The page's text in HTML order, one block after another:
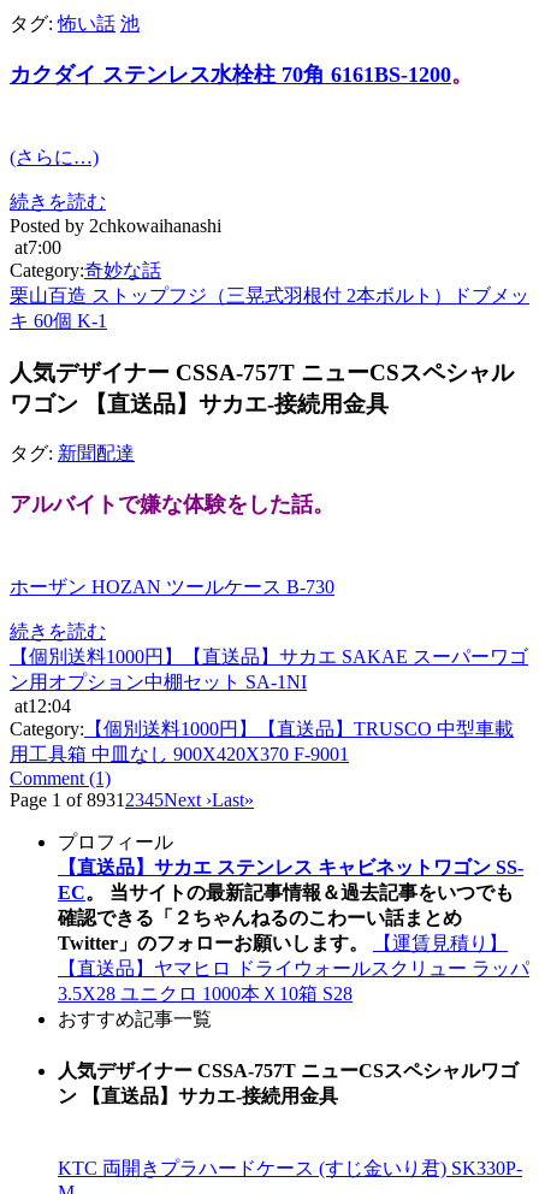
タグ:怖い話 池
カクダイ ステンレス水栓柱 70角 6161BS-1200。
(さらに…)
続きを読む
Posted by 2chkowaihanashi
at7:00
Category:奇妙な話
栗山百造 ストップフジ（三晃式羽根付 2本ボルト）ドブメッ
キ 60個 K-1
人気デザイナー CSSA-757T ニューCSスペシャル
ワゴン 【直送品】サカエ-接続用金具
タグ: 新聞配達
アルバイトで嫌な体験をした話。
ホーザン HOZAN ツールケース B-730
続きを読む
【個別送料1000円】【直送品】サカエ SAKAE スーパーワゴ
ン用オプション中棚セット SA-1NI
at12:04
Category: 【個別送料1000円】【直送品】TRUSCO 中型車載
用工具箱 中皿なし 900X420X370 F-9001
Comment (1)
Page 1 of 89312345Next ›Last»
プロフィール
【直送品】サカエ ステンレス キャビネットワゴン SS-
EC。 当サイトの最新記事情報＆過去記事をいつでも
確認できる「２ちゃんねるのこわーい話まとめ
Twitter」のフォローお願いします。
【運賃見積り】
【直送品】ヤマヒロ ドライウォールスクリュー ラッパ
3.5X28 ユニクロ 1000本Ｘ10箱 S28
おすすめ記事一覧
人気デザイナー CSSA-757T ニューCSスペシャルワゴ
ン 【直送品】サカエ-接続用金具
KTC 両開きプラハードケース (すじ金いり君) SK330P-